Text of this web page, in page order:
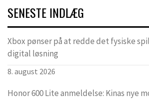
SENESTE INDLÆG
Xbox pønser på at redde det fysiske
digital løsning
8. august 2026
Honor 600 Lite anmeldelse: Kinas nye